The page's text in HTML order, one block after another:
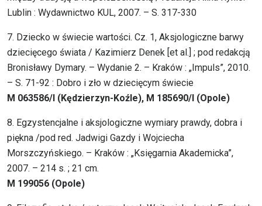
Lublin : Wydawnictwo KUL, 2007. – S. 317-330
7. Dziecko w świecie wartości. Cz. 1, Aksjologiczne barwy
dziecięcego świata / Kazimierz Denek [et al.] ; pod redakcją
Bronisławy Dymary. – Wydanie 2. – Kraków : „Impuls”, 2010.
– S. 71-92 : Dobro i zło w dziecięcym świecie
M 063586/I (Kędzierzyn-Koźle), M 185690/I (Opole)
8. Egzystencjalne i aksjologiczne wymiary prawdy, dobra i
piękna /pod red. Jadwigi Gazdy i Wojciecha
Morszczyńskiego. – Kraków : „Księgarnia Akademicka”,
2007. – 214 s. ; 21 cm.
M 199056 (Opole)